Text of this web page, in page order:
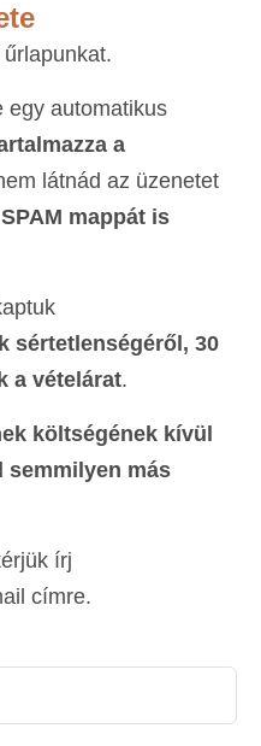
egy automatikus
a
látnád az üzenetet
mappát is
sértetlenségéről, 30
a vételárat.
költségének kívül
semmilyen más
írj
címre.